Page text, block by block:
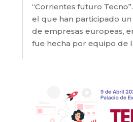
“Corrientes futuro
el que han participado
de empresas europeas,
fue hecha por equipo de